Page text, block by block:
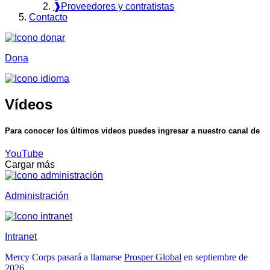
❱Proveedores y contratistas
Contacto
Dona
Vídeos
Para conocer los últimos videos puedes ingresar a nuestro canal de
YouTube
Cargar más
Administración
Intranet
Mercy Corps pasará a llamarse Prosper Global en septiembre de